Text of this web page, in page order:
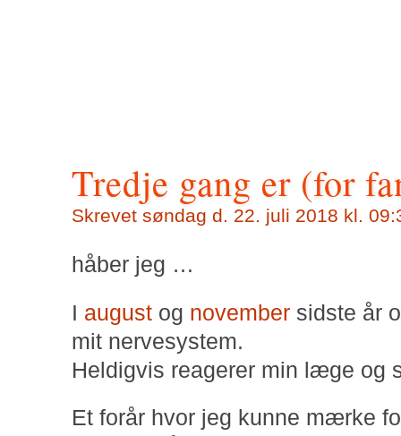
Tredje gang er (for
Skrevet søndag d. 22. juli 2018 kl.
håber jeg …
I august og november sidste år
mit nervesystem.
Heldigvis reagerer min læge og
Et forår hvor jeg kunne mærke